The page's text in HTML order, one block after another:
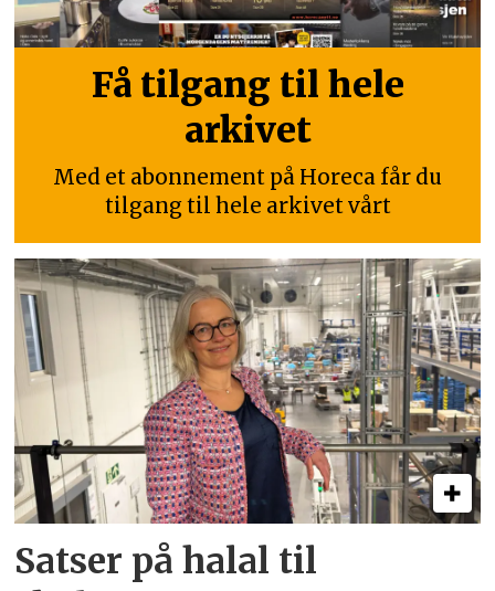
Få tilgang til hele
arkivet
Med et abonnement på Horeca får du
tilgang til hele arkivet vårt
Satser på halal til